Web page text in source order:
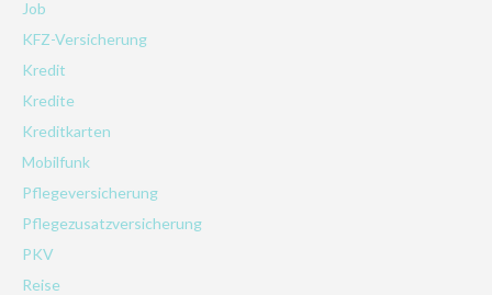
Job
KFZ-Versicherung
Kredit
Kredite
Kreditkarten
Mobilfunk
Pflegeversicherung
Pflegezusatzversicherung
PKV
Reise